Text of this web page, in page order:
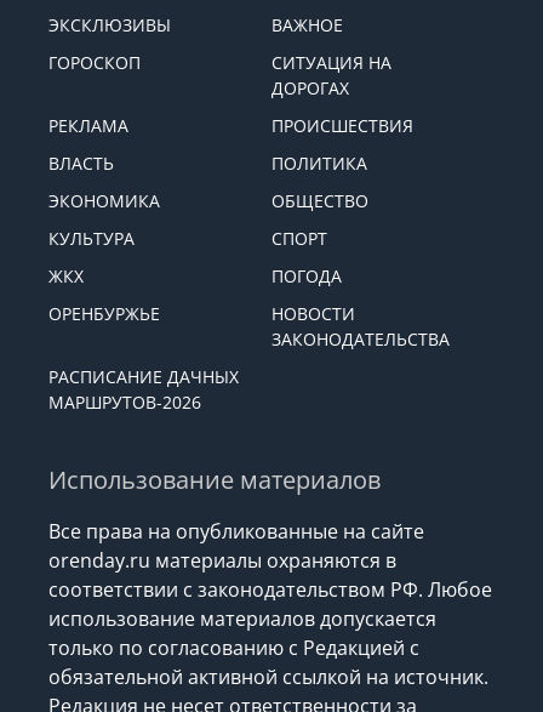
ЭКСКЛЮЗИВЫ
ВАЖНОЕ
ГОРОСКОП
СИТУАЦИЯ НА
ДОРОГАХ
РЕКЛАМА
ПРОИСШЕСТВИЯ
ВЛАСТЬ
ПОЛИТИКА
ЭКОНОМИКА
ОБЩЕСТВО
КУЛЬТУРА
СПОРТ
ЖКХ
ПОГОДА
ОРЕНБУРЖЬЕ
НОВОСТИ
ЗАКОНОДАТЕЛЬСТВА
РАСПИСАНИЕ ДАЧНЫХ
МАРШРУТОВ-2026
Использование материалов
Все права на опубликованные на сайте
orenday.ru материалы охраняются в
соответствии с законодательством РФ. Любое
использование материалов допускается
только по согласованию с Редакцией с
обязательной активной ссылкой на источник.
Редакция не несет ответственности за